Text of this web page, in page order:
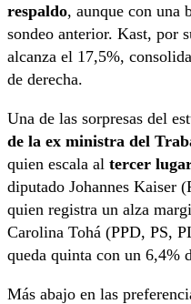
respaldo, aunque con una
sondeo anterior. Kast, por
alcanza el 17,5%,
de derecha.
Una de las sorpresas del
de la ex ministra del
quien escala al tercer
diputado Johannes Kaiser
quien registra un alza
Carolina Tohá (PPD, PS,
queda quinta con un 6,4%
Más abajo en las